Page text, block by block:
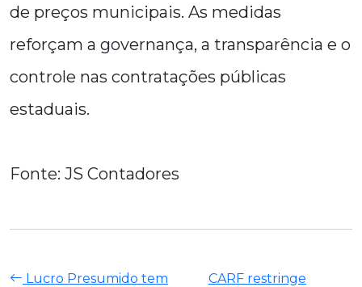
de preços municipais. As medidas
reforçam a governança, a transparência e o
controle nas contratações públicas
estaduais.
Fonte: JS Contadores
Lucro Presumido tem
CARF restringe